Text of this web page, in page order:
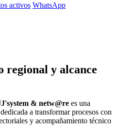
activos WhatsApp
regional y alcance
& netw@re es una
a transformar procesos con
y acompañamiento técnico